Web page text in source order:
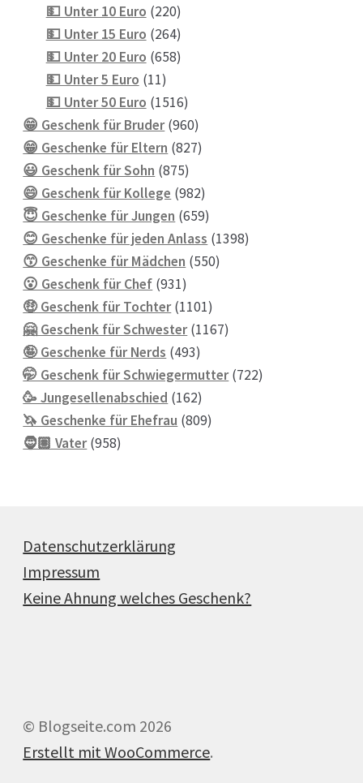
Produkte
💵 Unter 10 Euro 220220
Produkte
💵 Unter 15 Euro 264264
Produkte
💵 Unter 20 Euro 658658
💵 Unter 5 Euro 1111
Produkte
💵 Unter 50 Euro 15161516
Produkte
😁 Geschenk für Bruder 960960
Produkte
😁 Geschenke für Eltern 827827
😃 Geschenk für Sohn 875875
Produkte
😄 Geschenk für Kollege 982982
Produkte
😇 Geschenke für Jungen 659659
Produkte
😊 Geschenke für jeden Anlass 13981398
😙 Geschenke für Mädchen 550550
😮 Geschenk für Chef 931931
Produkte
🤑 Geschenk für Tochter 11011101
Produkte
🤗 Geschenk für Schwester 11671167
🤪 Geschenke für Nerds 493493
Produkte
🤭 Geschenk für Schwiegermutter 722722
🥳 Jungesellenabschied 162162
Produkte
🦄 Geschenke für Ehefrau 809809
🧔🏽 Vater 958958
Datenschutzerklärung
Impressum
Keine Ahnung welches Geschenk?
© Blogseite.com 2026
Erstellt mit WooCommerce.